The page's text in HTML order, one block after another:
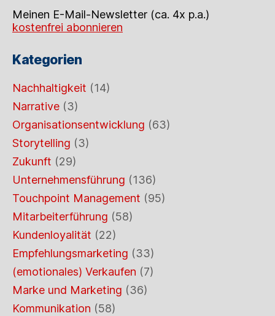
Meinen E-Mail-Newsletter (ca. 4x p.a.)
kostenfrei abonnieren
Kategorien
Nachhaltigkeit (14)
Narrative (3)
Organisationsentwicklung (63)
Storytelling (3)
Zukunft (29)
Unternehmensführung (136)
Touchpoint Management (95)
Mitarbeiterführung (58)
Kundenloyalität (22)
Empfehlungsmarketing (33)
(emotionales) Verkaufen (7)
Marke und Marketing (36)
Kommunikation (58)